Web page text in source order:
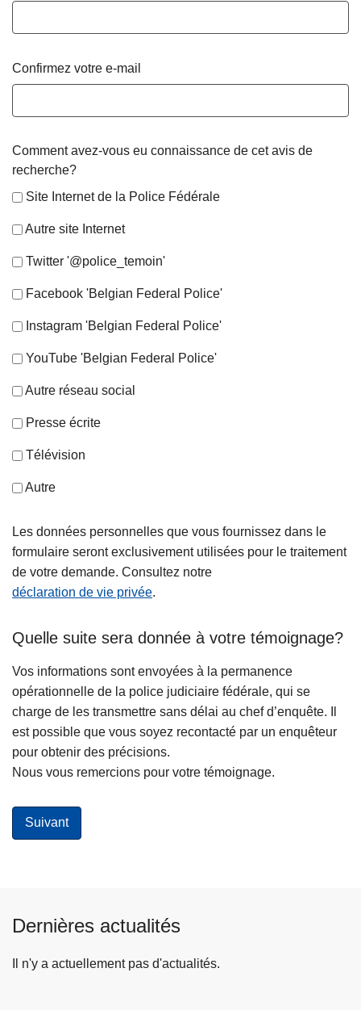
Confirmez votre e-mail
Comment avez-vous eu connaissance de cet avis de
recherche?
Site Internet de la Police Fédérale
Autre site Internet
Twitter '@police_temoin'
Facebook 'Belgian Federal Police'
Instagram 'Belgian Federal Police'
YouTube 'Belgian Federal Police'
Autre réseau social
Presse écrite
Télévision
Autre
Les données personnelles que vous fournissez dans le
formulaire seront exclusivement utilisées pour le traitement
de votre demande. Consultez notre
déclaration de vie privée.
Quelle suite sera donnée à votre témoignage?
Vos informations sont envoyées à la permanence
opérationnelle de la police judiciaire fédérale, qui se
charge de les transmettre sans délai au chef d’enquête. Il
est possible que vous soyez recontacté par un enquêteur
pour obtenir des précisions.
Nous vous remercions pour votre témoignage.
Dernières actualités
Il n'y a actuellement pas d'actualités.